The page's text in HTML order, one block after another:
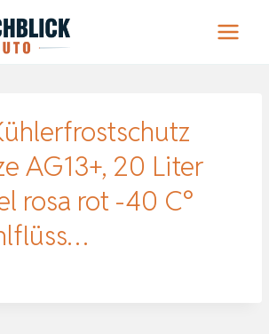
AG13+, 20 Liter
rosa rot -40 C°